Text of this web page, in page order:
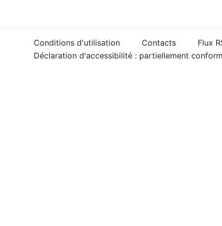
Conditions d'utilisation Contacts
Flux
Déclaration d'accessibilité : partiellement